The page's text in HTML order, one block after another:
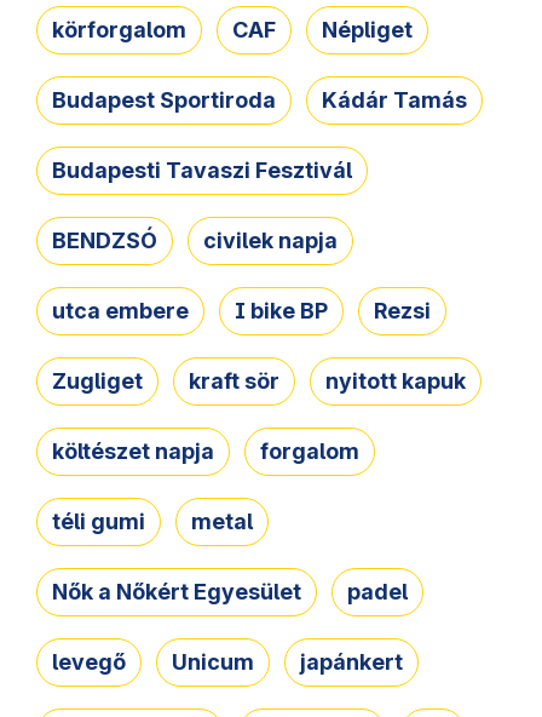
körforgalom CAF Népliget
Budapest Sportiroda Kádár Tamás
Budapesti Tavaszi Fesztivál
BENDZSÓ civilek napja
utca embere I bike BP Rezsi
Zugliget kraft sör nyitott kapuk
költészet napja forgalom
téli gumi metal
Nők a Nőkért Egyesület padel
levegő Unicum japánkert